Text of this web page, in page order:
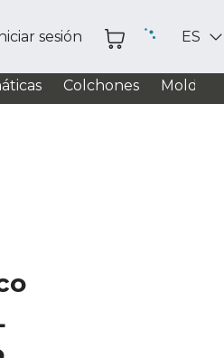
sesión ES
Colchones